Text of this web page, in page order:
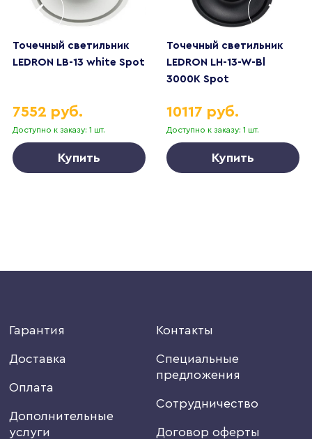
Точечный светильник
LEDRON LB-13 white Spot
Доступно к заказу: 1 шт.
7552 руб.
Купить
Точечный светильник
LEDRON LH-13-W-Bl
3000K Spot
Доступно к заказу: 1 шт.
10117 руб.
Купить
Гарантия
Доставка
Оплата
Дополнительные
услуги
Контакты
Специальные
предложения
Сотрудничество
Договор оферты